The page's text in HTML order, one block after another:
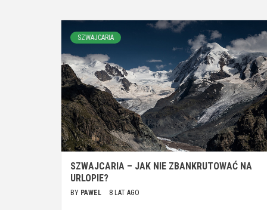
SZWAJCARIA
SZWAJCARIA – JAK NIE ZBANKRUTOWAĆ NA
URLOPIE?
BY PAWEL 8 LAT AGO